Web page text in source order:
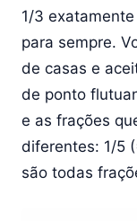
1/3
para sempre.
de casas e
de ponto
e as frações
diferentes: 1/5
são todas